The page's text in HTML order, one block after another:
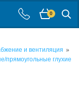
0
и вентиляция »
прямоугольные глухие